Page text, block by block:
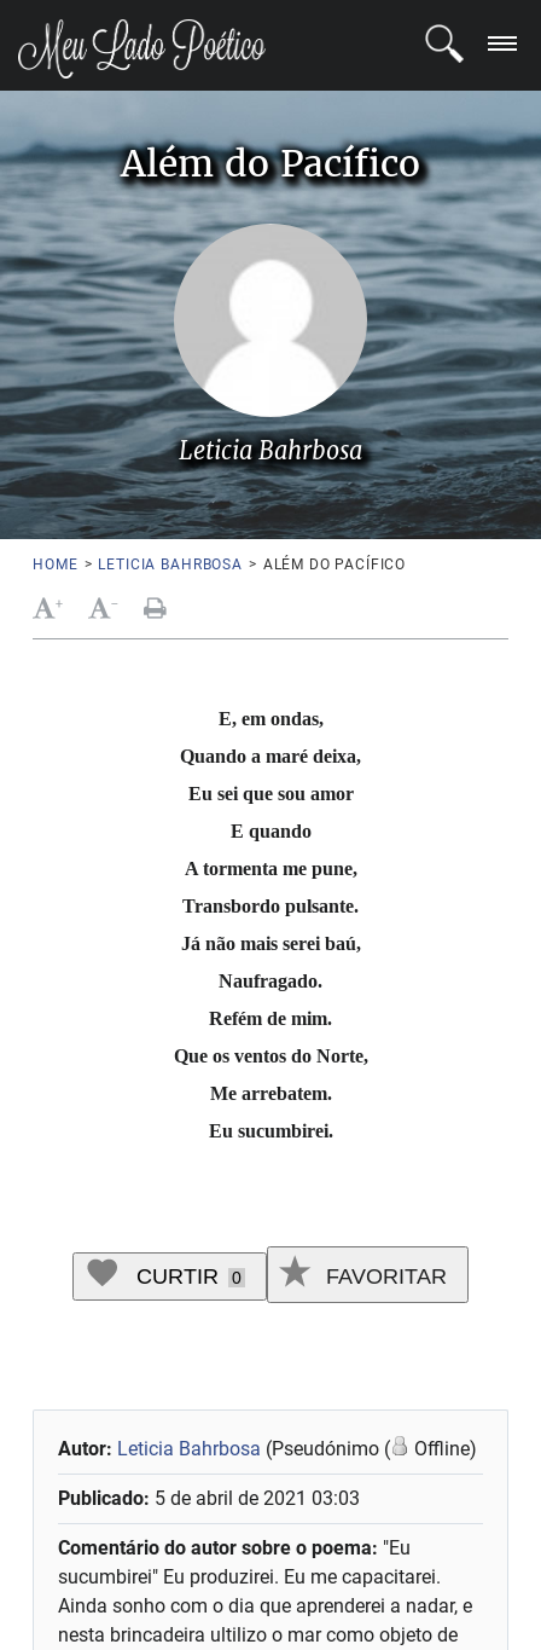
REGISTRO
POETAS
BLOG
COMUNIDADE
Além do Pacífico
Leticia Bahrbosa
HOME > LETICIA BAHRBOSA > ALÉM DO PACÍFICO
+ -
E, em ondas,
Quando a maré deixa,
Eu sei que sou amor
E quando
A tormenta me pune,
Transbordo pulsante.
Já não mais serei baú,
Naufragado.
Refém de mim.
Que os ventos do Norte,
Me arrebatem.
Eu sucumbirei.
CURTIR 0 FAVORITAR
Autor: Leticia Bahrbosa (Pseudónimo ( Offline)
Publicado: 5 de abril de 2021 03:03
Comentário do autor sobre o poema: "Eu
sucumbirei" Eu produzirei. Eu me capacitarei.
Ainda sonho com o dia que aprenderei a nadar, e
nesta brincadeira ultilizo o mar como objeto de